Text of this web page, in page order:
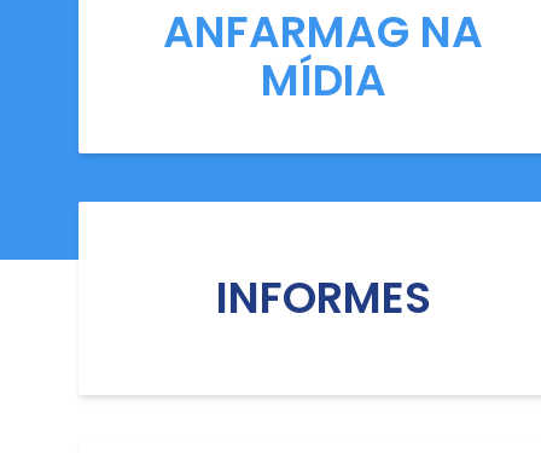
ANFARMAG NA
MÍDIA
INFORMES